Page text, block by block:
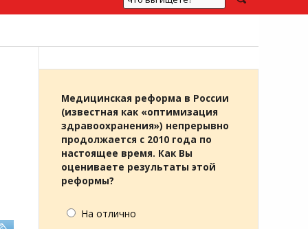
Медицинская реформа в России
(известная как «оптимизация
здравоохранения») непрерывно
продолжается с 2010 года по
настоящее время. Как Вы
оцениваете результаты этой
реформы?
На отлично